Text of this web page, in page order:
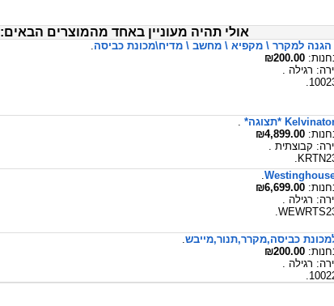
אולי תהיה מעוניין באחד מהמוצרים הבאים:
הגנה למקרר \ מקפיא \ מחשב \ מדיח\מכונת כביסה
₪200.00
רגילה .
₪4,899.00
קבוצתית .
₪6,699.00
רגילה .
כביסה,מקרר,תנור,מייבש
₪200.00
רגילה .